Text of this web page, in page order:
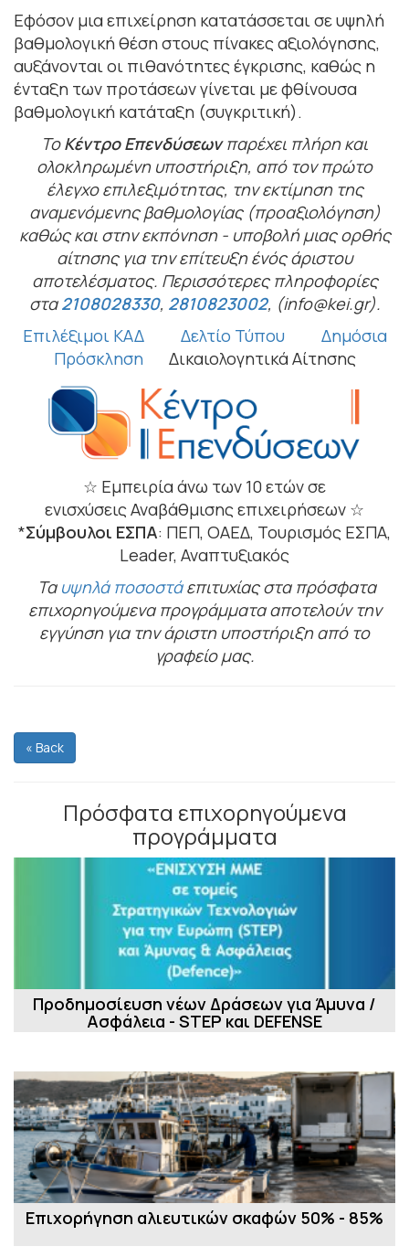
Εφόσον μια επιχείρηση κατατάσσεται σε υψηλή
βαθμολογική θέση στους πίνακες αξιολόγησης,
αυξάνονται οι πιθανότητες έγκρισης, καθώς η
ένταξη των προτάσεων γίνεται με φθίνουσα
βαθμολογική κατάταξη (συγκριτική).
ΤοΚέντρο Επενδύσεωνπαρέχει πλήρη και
ολοκληρωμένη υποστήριξη, από τον πρώτο
έλεγχο επιλεξιμότητας, την εκτίμηση της
αναμενόμενης βαθμολογίας (προαξιολόγηση)
καθώς και στην εκπόνηση - υποβολή μιας ορθής
αίτησης για την επίτευξη ένός άριστου
αποτελέσματος. Περισσότερες πληροφορίες
στα2108028330, 2810823002, (info@kei.gr).
Επιλέξιμοι ΚΑΔ
Δελτίο Τύπου
Δημόσια
Πρόσκληση Δικαιολογητικά Αίτησης
☆ Εμπειρία άνω των 10 ετών σε
ενισχύσεις Αναβάθμισης επιχειρήσεων ☆
*Σύμβουλοι ΕΣΠΑ: ΠΕΠ, ΟΑΕΔ, Τουρισμός ΕΣΠΑ,
Leader, Αναπτυξιακός
Τα υψηλά ποσοστάεπιτυχίας στα πρόσφατα
επιχορηγούμενα προγράμματα αποτελούν την
εγγύηση για την άριστη υποστήριξη από το
γραφείο μας.
« Back
Πρόσφατα επιχορηγούμενα
προγράμματα
Προδημοσίευση νέων Δράσεων για Άμυνα /
Ασφάλεια - STEP και DEFENSE
Επιχορήγηση αλιευτικών σκαφών 50% - 85%